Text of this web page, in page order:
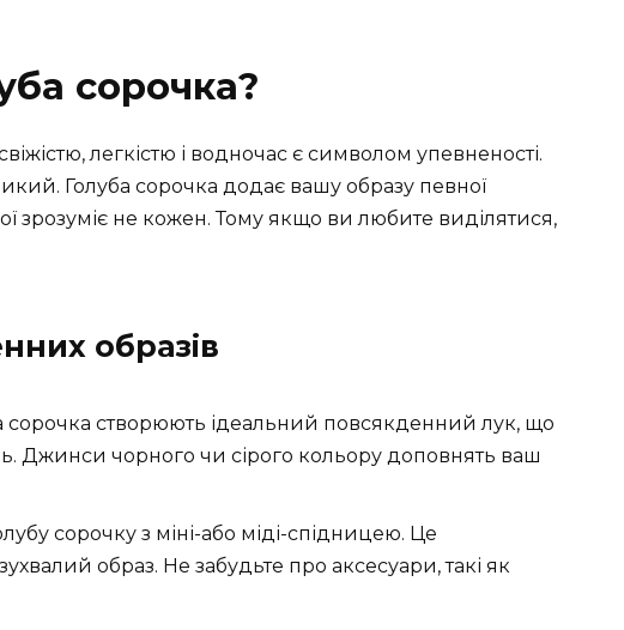
сорочка?
легкістю і водночас є символом упевненості.
Голуба сорочка додає вашу образу певної
зрозуміє не кожен. Тому якщо ви любите виділятися,
образів
сорочка створюють ідеальний повсякденний лук, що
Джинси чорного чи сірого кольору доповнять ваш
сорочку з міні-або міді-спідницею. Це
образ. Не забудьте про аксесуари, такі як